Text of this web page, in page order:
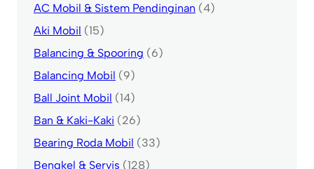
AC Mobil & Sistem Pendinginan (4)
Aki Mobil (15)
Balancing & Spooring (6)
Balancing Mobil (9)
Ball Joint Mobil (14)
Ban & Kaki-Kaki (26)
Bearing Roda Mobil (33)
Bengkel & Servis (128)